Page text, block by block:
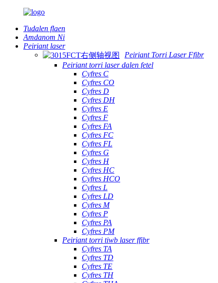
Tudalen flaen
Amdanom Ni
Peiriant laser
Peiriant Torri Laser Ffibr
Peiriant torri laser dalen fetel
Cyfres C
Cyfres CO
Cyfres D
Cyfres DH
Cyfres E
Cyfres F
Cyfres FA
Cyfres FC
Cyfres FL
Cyfres G
Cyfres H
Cyfres HC
Cyfres HCO
Cyfres L
Cyfres LD
Cyfres M
Cyfres P
Cyfres PA
Cyfres PM
Peiriant torri tiwb laser ffibr
Cyfres TA
Cyfres TD
Cyfres TE
Cyfres TH